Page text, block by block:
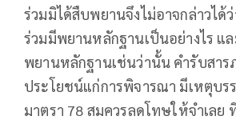
ร่วมมิได้สืบพยานจึงไม่อาจกล่าวได้
ร่วมมีพยานหลักฐานเป็นอย่างไร แ
พยานหลักฐานเช่นว่านั้น คำรับสา
ประโยชน์แก่การพิจารณา มีเหตุบร
มาตรา 78 สมควรลดโทษให้จำเลย